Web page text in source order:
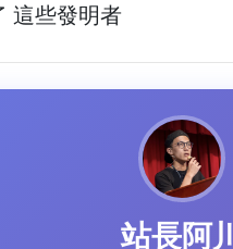
這些發明者
站長阿川